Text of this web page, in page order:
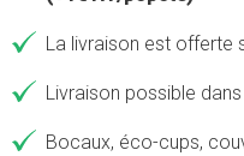
La livraison est offerte
Livraison possible
Bocaux, éco-cups,